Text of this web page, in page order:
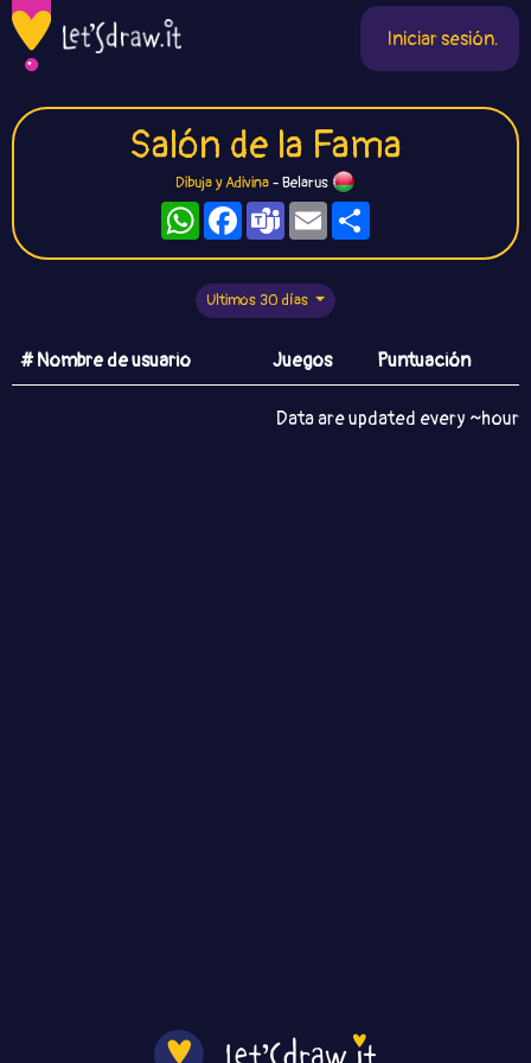
Iniciar sesión.
Salón de la Fama
Dibuja y Adivina- Belarus
WhatsAppFacebook
TeamsEmail
Ultimos 30 días
# Nombre de usuario Juegos Puntuación
Data are updated every ~hour